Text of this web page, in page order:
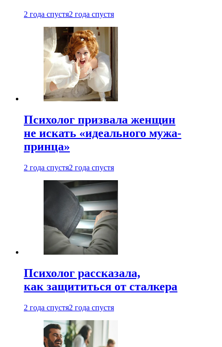
2 года спустя2 года спустя
Психолог призвала женщин
не искать «идеального мужа-
принца»
2 года спустя2 года спустя
Психолог рассказала,
как защититься от сталкера
2 года спустя2 года спустя